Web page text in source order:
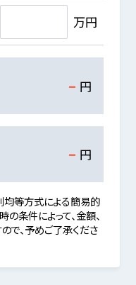
万円
- 円
- 円
均等方式による簡易的
条件によって、金額、
で、予めご了承くださ